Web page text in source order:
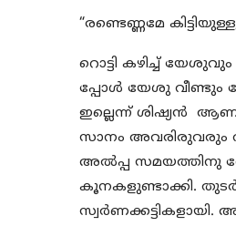
“രണ്ടെണ്ണമേ
റൊട്ടി കഴിച്ച്
പ്പോൾ യേശു വീണ്ടും
ഇല്ലെന്ന് ശിഷ്യൻ
സാനം അവരിരുവരും
അൽപ്പ സമയത്തിനു
കൂനകളുണ്ടാക്കി.
സ്വർണക്കട്ടികളായി.